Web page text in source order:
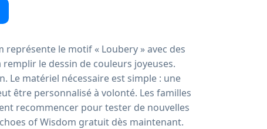
représente le motif « Loubery » avec des
le dessin de couleurs joyeuses.
Le matériel nécessaire est simple : une
être personnalisé à volonté. Les familles
recommencer pour tester de nouvelles
of Wisdom gratuit dès maintenant.